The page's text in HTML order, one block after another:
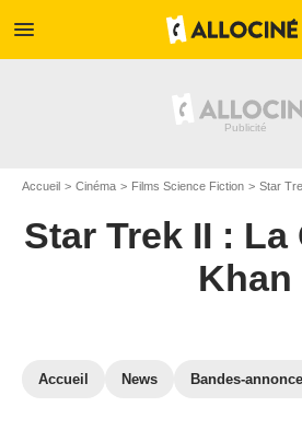
menu
Accueil Cinéma Films Science Fiction Star
Star Trek II : La
Khan
Accueil News Bandes-